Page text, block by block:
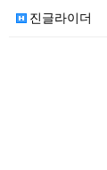
진글라이더